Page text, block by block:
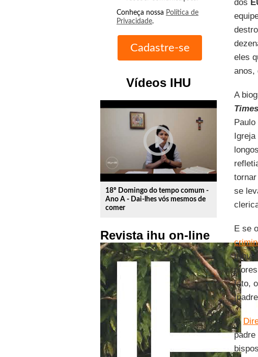
Conheça nossa Política de
Privacidade.
Vídeos IHU
play_circle_outline
18º Domingo do tempo comum -
Ano A - Dai-lhes vós mesmos de
comer
Revista ihu on-line
dos
eles
anos,
A
se
E se
fato,
O
padre